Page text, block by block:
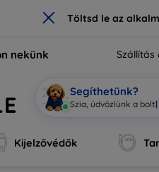
× Töltsd le az
nekünk Szállítás
Segíthetünk?
Mobi |
Kijelzővédők